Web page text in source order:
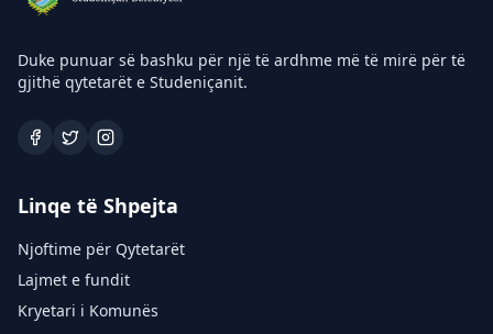
Duke punuar së bashku për një të ardhme më të mirë për të
gjithë qytetarët e Studeniçanit.
Linqe të Shpejta
Njoftime për Qytetarët
Lajmet e fundit
Kryetari i Komunës